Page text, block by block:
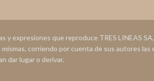
y expresiones que reproduce TRES LINEAS
mismas, corriendo por cuenta de sus autores
dar lugar o derivar.